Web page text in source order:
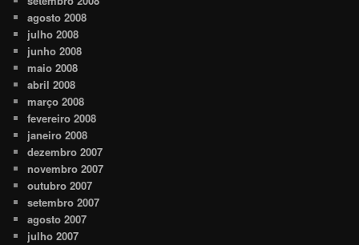
agosto 2008
julho 2008
junho 2008
maio 2008
abril 2008
março 2008
fevereiro 2008
janeiro 2008
dezembro 2007
novembro 2007
outubro 2007
setembro 2007
agosto 2007
julho 2007